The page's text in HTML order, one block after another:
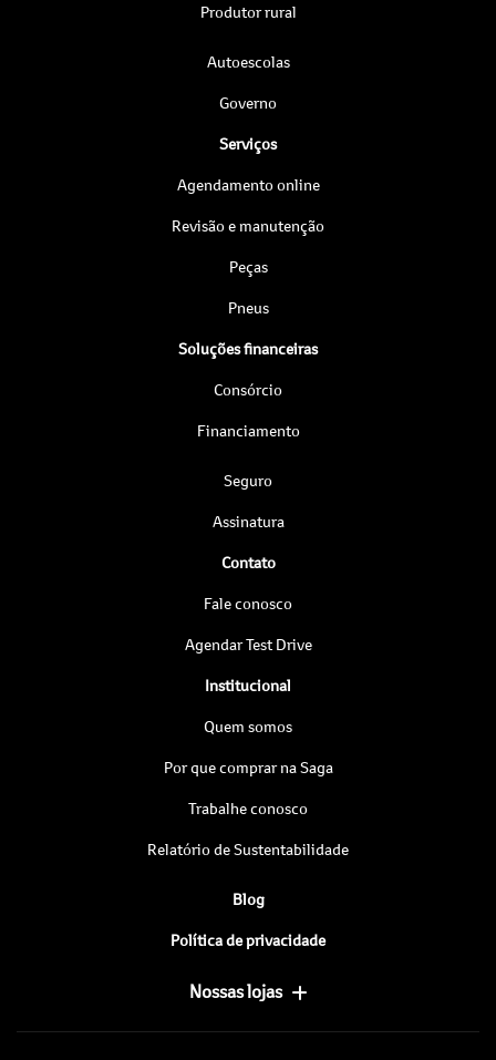
Produtor rural
Autoescolas
Governo
Serviços
Agendamento online
Revisão e manutenção
Peças
Pneus
Soluções financeiras
Consórcio
Financiamento
Seguro
Assinatura
Contato
Fale conosco
Agendar Test Drive
Institucional
Quem somos
Por que comprar na Saga
Trabalhe conosco
Relatório de Sustentabilidade
Blog
Política de privacidade
Nossas lojas